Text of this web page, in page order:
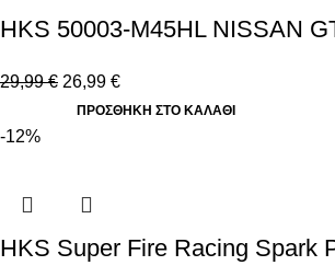
HKS 50003-M45HL NISSAN
29,99€ 26,99 €
ΠΡΟΣΘΉΚΗ ΣΤΟ ΚΑΛΆΘΙ
-12%
HKS Super Fire Racing Spark